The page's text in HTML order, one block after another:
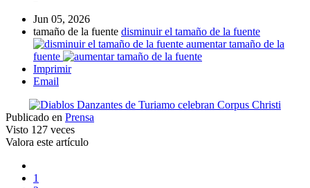
Jun 05, 2026
tamaño de la fuente disminuir el tamaño de la fuente
aumentar tamaño de la
fuente
Imprimir
Email
Publicado en Prensa
Visto 127 veces
Valora este artículo
1